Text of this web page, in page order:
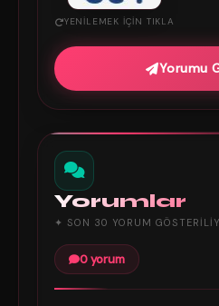
YENILEMEK IÇIN TIKLA
Yorumu
Yorumlar
✦ SON 30 YORUM
0 yorum